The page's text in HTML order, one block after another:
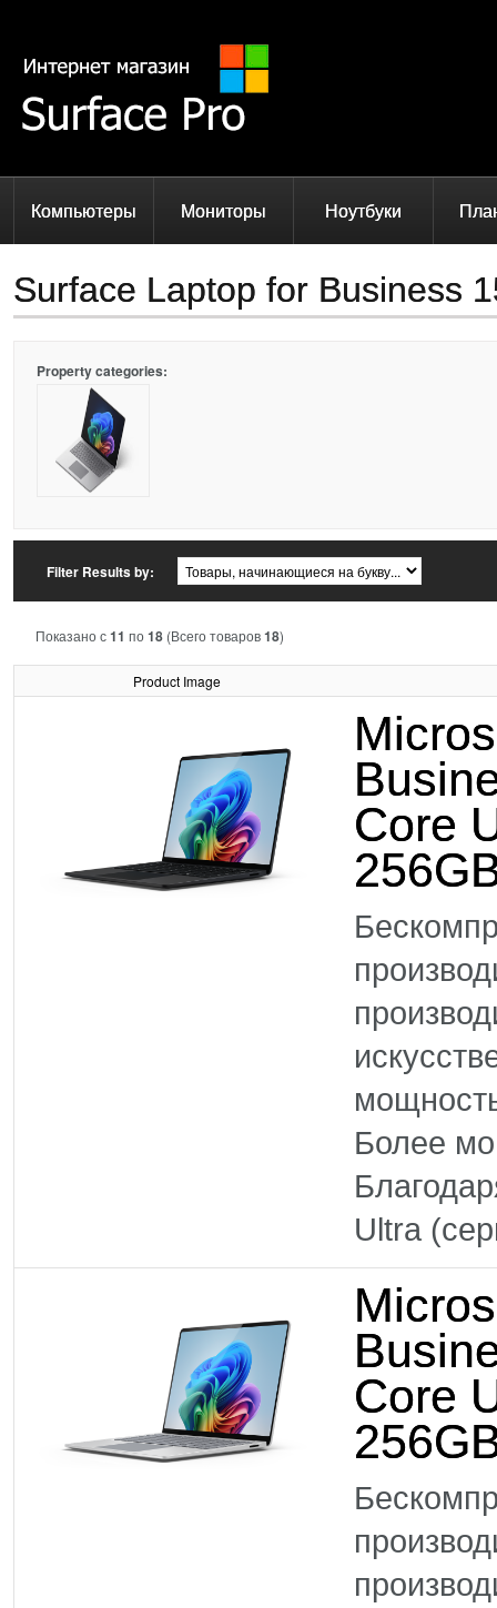
Компьютеры Мониторы Ноутбуки
Surface Laptop for Business
Property categories:
Filter Results by:
Показано с11 по18 (Всего товаров18)
Product Image
Core
Более
Ultra
Core